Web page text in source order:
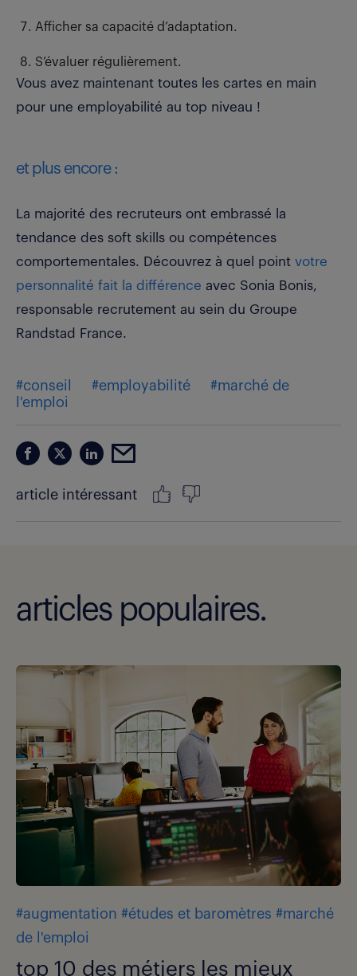
Afficher sa capacité d’adaptation.
S’évaluer régulièrement.
Vous avez maintenant toutes les cartes en main
pour une employabilité au top niveau !
et plus encore :
La majorité des recruteurs ont embrassé la
tendance des soft skills ou compétences
comportementales. Découvrez à quel point votre
personnalité fait la différence avec Sonia Bonis,
responsable recrutement au sein du Groupe
Randstad France.
#conseil #employabilité
#marché de
l'emploi
article intéressant
articles populaires.
#augmentation #études et baromètres #marché
de l'emploi
top 10 des métiers les mieux